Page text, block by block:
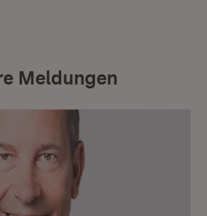
Meldungen